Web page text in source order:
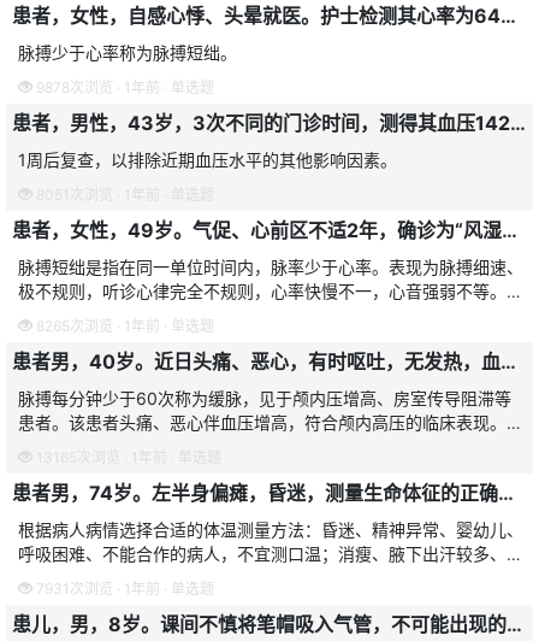
患者，女性，自感心悸、头晕就医。护士检测其心率为64次/分，脉搏52次/分，而且心律不规则，心率快慢不一，心音强弱不等。该护士判断该患者的脉搏类型是
脉搏少于心率称为脉搏短绌。
9878次浏览 · 1年前 · 单选题
患者，男性，43岁，3次不同的门诊时间，测得其血压142～150/92～96mmHg。预约患者下次门诊的时间应在
1周后复查，以排除近期血压水平的其他影响因素。
8051次浏览 · 1年前 · 单选题
患者，女性，49岁。气促、心前区不适2年，确诊为“风湿性心脏病”入院。入院听诊心律绝对不规则、第一心音强弱不一，脉搏亦快慢不均，强弱不等，监测心率110次/分，脉率85次/分。该患者的脉搏为
脉搏短绌是指在同一单位时间内，脉率少于心率。表现为脉搏细速、
极不规则，听诊心律完全不规则，心率快慢不一，心音强弱不等。常
见于心房纤维颤动的患者。
8265次浏览 · 1年前 · 单选题
患者男，40岁。近日头痛、恶心，有时呕吐，无发热，血压150/97mmHg。脉搏46次/分，此脉搏被称为
脉搏每分钟少于60次称为缓脉，见于颅内压增高、房室传导阻滞等
患者。该患者头痛、恶心伴血压增高，符合颅内高压的临床表现。故
本题选D。A脉搏短绌，在单位时间内脉率少于心率，称为脉搏短
绌，简称绌脉。其特点是
13165次浏览 · 1年前 · 单选题
患者男，74岁。左半身偏瘫，昏迷，测量生命体征的正确方法是
根据病人病情选择合适的体温测量方法：昏迷、精神异常、婴幼儿、
呼吸困难、不能合作的病人，不宜测口温；消瘦、腋下出汗较多、腋
下炎症、创伤或手术病人不宜测腋温；直肠或肛门手术、腹泻、心梗
患者不宜测肛温。偏瘫
7931次浏览 · 1年前 · 单选题
患儿，男，8岁。课间不慎将笔帽吸入气管，不可能出现的表现是